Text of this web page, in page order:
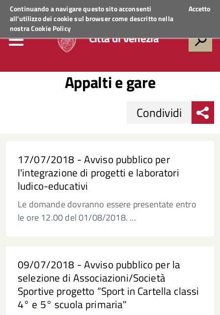
Continuando a navigare questo sito acconsenti
all'utilizzo dei cookie sul browser come descritto nella
nostraCookie Policy
Accetto
Regione VenetoACCEDI AI SERVIZI
Città di Venezia
Appalti e gare
Condividi
17/07/2018 - Avviso pubblico per
l'integrazione di progetti e laboratori
ludico-educativi
Le domande dovranno essere presentate entro
le ore 12.00 del 01/08/2018. ...
09/07/2018 - Avviso pubblico per la
selezione di Associazioni/Società
Sportive progetto “Sport in Cartella classi
4° e 5° scuola primaria"